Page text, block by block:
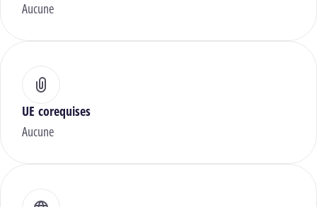
Aucune
UE corequises
Aucune